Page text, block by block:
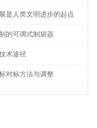
是人类文明进步的起点
的可调式制袋器
术途径
对标方法与调整